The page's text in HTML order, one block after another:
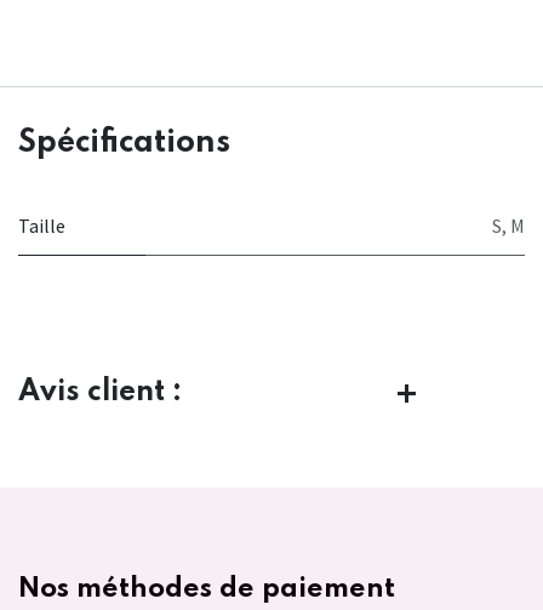
Spécifications
Taille S, M
Avis client :
Nos méthodes de paiement